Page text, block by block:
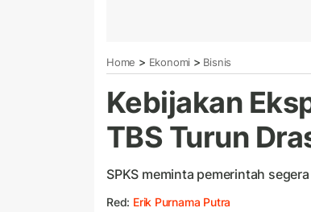
Home > Ekonomi > Bisnis
Kebijakan
TBS Turun
SPKS meminta pemerintah
Red: Erik Purnama Putra